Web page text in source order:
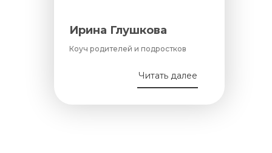
Читать далее
Ирина Глушкова
Коуч родителей и подростков